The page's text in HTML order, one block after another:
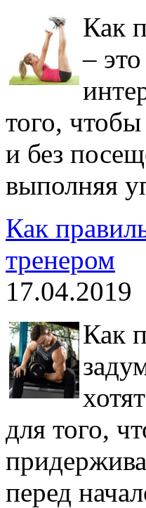
Как
–
того,
и без
выполняя
Как
тренером
17.04.2019
Как
для того,
перед